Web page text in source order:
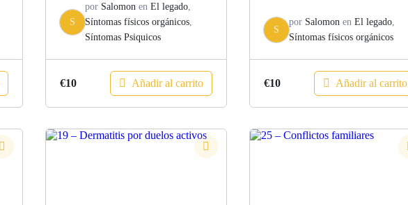
S
por Salomon en El legado
Síntomas físicos orgánicos
Síntomas Psiquicos
€10 Añadir al carrito
S
por Salomon en El legado
Síntomas físicos orgánicos
€10 Añadir al carrito